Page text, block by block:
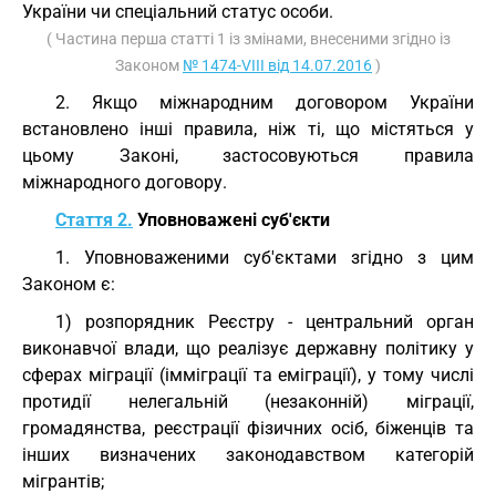
України чи спеціальний статус особи.
( Частина перша статті 1 із змінами, внесеними згідно із
Законом № 1474-VIII від 14.07.2016)
2. Якщо міжнародним договором України
встановлено інші правила, ніж ті, що містяться у
цьому Законі, застосовуються правила
міжнародного договору.
Стаття 2. Уповноважені суб'єкти
1. Уповноваженими суб'єктами згідно з цим
Законом є:
1) розпорядник Реєстру - центральний орган
виконавчої влади, що реалізує державну політику у
сферах міграції (імміграції та еміграції), у тому числі
протидії нелегальній (незаконній) міграції,
громадянства, реєстрації фізичних осіб, біженців та
інших визначених законодавством категорій
мігрантів;